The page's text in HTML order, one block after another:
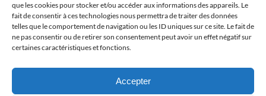
que les cookies pour stocker et/ou accéder aux informations des appareils. Le
fait de consentir à ces technologies nous permettra de traiter des données
telles que le comportement de navigation ou les ID uniques sur ce site. Le fait de
ne pas consentir ou de retirer son consentement peut avoir un effet négatif sur
certaines caractéristiques et fonctions.
Accepter